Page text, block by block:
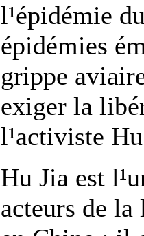
l¹épidémie
épidémies
grippe
exiger la
l¹activiste
Hu Jia est
acteurs de